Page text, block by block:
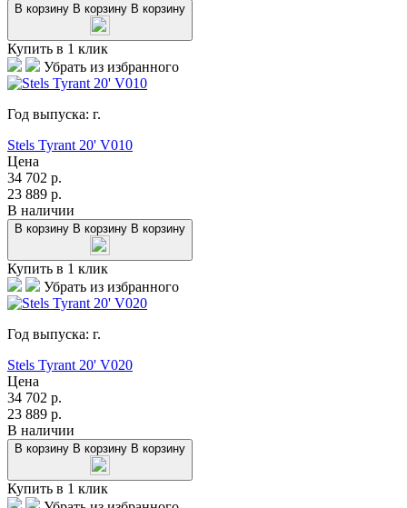
В корзину В корзину В корзину
Купить в 1 клик
Убрать из избранного
Год выпуска: г.
Stels Tyrant 20' V010
Цена
34 702 р.
23 889 р.
В наличии
В корзину В корзину В корзину
Купить в 1 клик
Убрать из избранного
Год выпуска: г.
Stels Tyrant 20' V020
Цена
34 702 р.
23 889 р.
В наличии
В корзину В корзину В корзину
Купить в 1 клик